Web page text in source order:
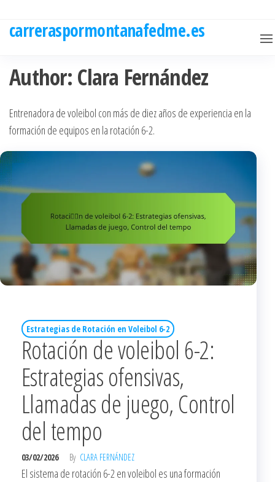
carreraspormontanafedme.es
Author: Clara Fernández
Entrenadora de voleibol con más de diez años de experiencia en la
formación de equipos en la rotación 6-2.
Estrategias de Rotación en Voleibol 6-2
Rotación de voleibol 6-2:
Estrategias ofensivas,
Llamadas de juego, Control
del tempo
03/02/2026 By CLARA FERNÁNDEZ
El sistema de rotación 6-2 en voleibol es una formación